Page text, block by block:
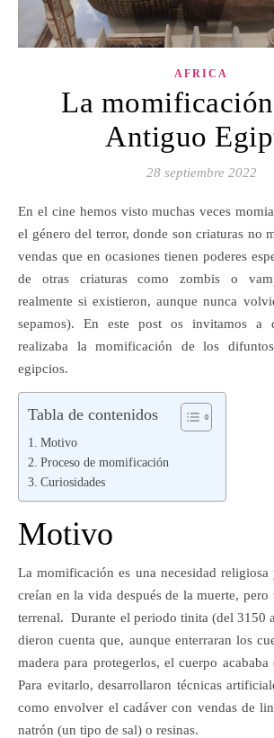
AFRICA
La
Antiguo
28 septiembre 2022
En el cine hemos visto muchas veces momias, especialmente en
el género del terror, donde son criaturas no
vendas que en ocasiones tienen poderes
de otras criaturas como zombis o
realmente si existieron, aunque nunca
sepamos). En este post os invitamos a
realizaba la momificación de los
egipcios.
Tabla de contenidos
Motivo
Proceso de momificación
Curiosidades
Motivo
La momificación es una necesidad
creían en la vida después de la muerte,
terrenal. Durante el periodo tinita (del 3150
dieron cuenta que, aunque enterraran los
madera para protegerlos, el cuerpo acababa
Para evitarlo, desarrollaron técnicas
como envolver el cadáver con vendas de
natrón (un tipo de sal) o resinas.